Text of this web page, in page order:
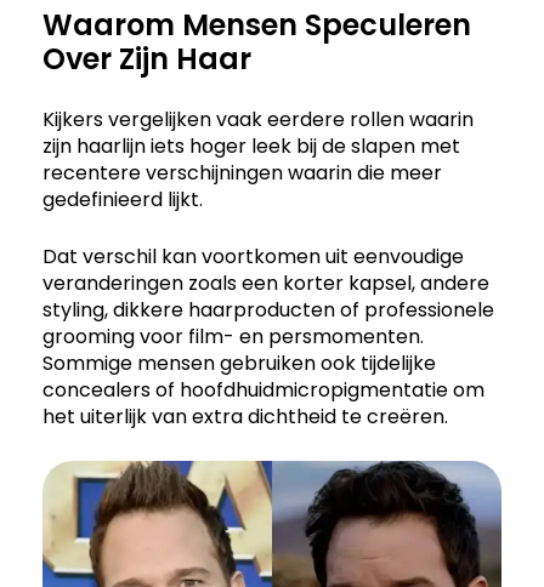
Waarom Mensen Speculeren
Over Zijn Haar
Kijkers vergelijken vaak eerdere rollen waarin
zijn haarlijn iets hoger leek bij de slapen met
recentere verschijningen waarin die meer
gedefinieerd lijkt.
Dat verschil kan voortkomen uit eenvoudige
veranderingen zoals een korter kapsel, andere
styling, dikkere haarproducten of professionele
grooming voor film- en persmomenten.
Sommige mensen gebruiken ook tijdelijke
concealers of hoofdhuidmicropigmentatie om
het uiterlijk van extra dichtheid te creëren.